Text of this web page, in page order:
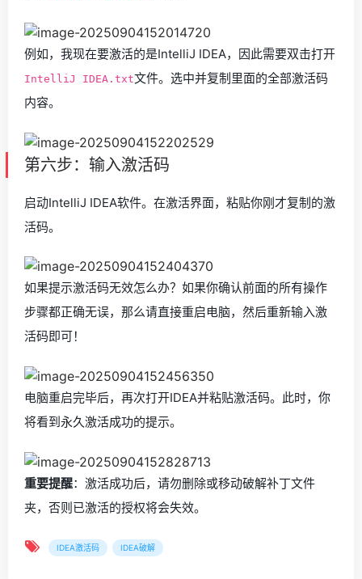
例如，我现在要激活的是IntelliJ IDEA，因此需要双击打开
IntelliJ IDEA.txt文件。选中并复制里面的全部激活码
内容。
第六步：输入激活码
启动IntelliJ IDEA软件。在激活界面，粘贴你刚才复制的激
活码。
如果提示激活码无效怎么办？如果你确认前面的所有操作
步骤都正确无误，那么请直接重启电脑，然后重新输入激
活码即可！
电脑重启完毕后，再次打开IDEA并粘贴激活码。此时，你
将看到永久激活成功的提示。
重要提醒：激活成功后，请勿删除或移动破解补丁文件
夹，否则已激活的授权将会失效。
IDEA激活码 IDEA破解